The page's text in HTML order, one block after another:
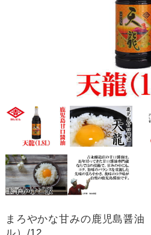
まろやかな甘みの鹿児島醤